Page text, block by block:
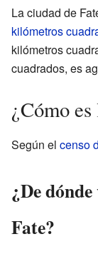
La ciudad de
kilómetros
kilómetros
cuadrados, es
¿Cómo
Según el censo
¿De
Fate?